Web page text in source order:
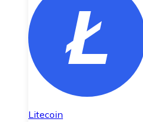
Litecoin